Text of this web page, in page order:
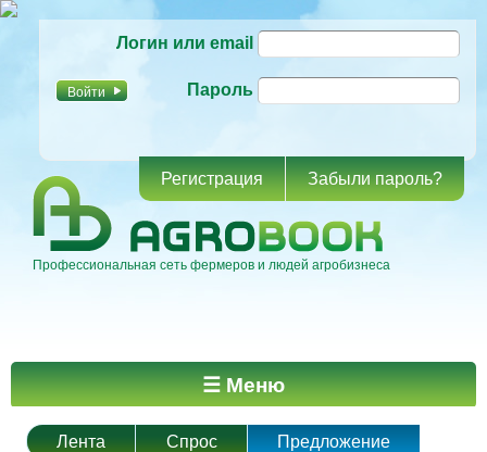
основному
Логин или email
Пароль
Регистрация Забыли пароль?
Профессиональная сеть фермеров и людей агробизнеса
Главное меню ☰ Меню
Лента Спрос
Предложение